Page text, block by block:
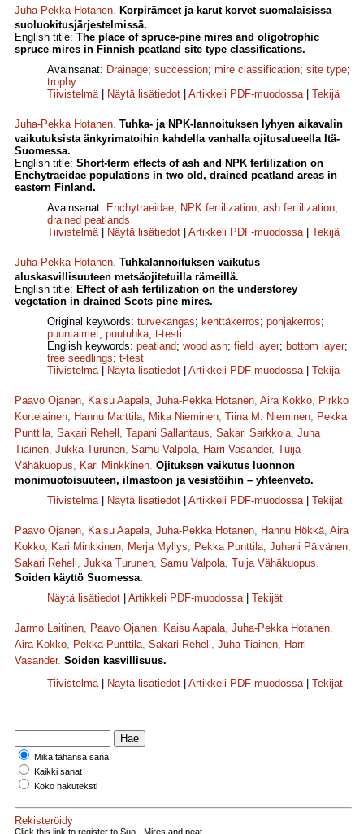
Juha-Pekka Hotanen. Korpirämeet ja karut korvet suomalaisissa
suoluokitusjärjestelmissä.
English title: The place of spruce-pine mires and oligotrophic
spruce mires in Finnish peatland site type classifications.
Avainsanat: Drainage; succession; mire classification; site type;
trophy
Tiivistelmä| Näytä lisätiedot Artikkeli PDF-muodossa| Tekijä
Juha-Pekka Hotanen. Tuhka- ja NPK-lannoituksen lyhyen aikavalin
vaikutuksista änkyrimatoihin kahdella vanhalla ojitusalueella Itä-
Suomessa.
English title: Short-term effects of ash and NPK fertilization on
Enchytraeidae populations in two old, drained peatland areas in
eastern Finland.
Avainsanat: Enchytraeidae; NPK fertilization; ash fertilization;
drained peatlands
Tiivistelmä| Näytä lisätiedot Artikkeli PDF-muodossa| Tekijä
Juha-Pekka Hotanen. Tuhkalannoituksen vaikutus
aluskasvillisuuteen metsäojitetuilla rämeillä.
English title: Effect of ash fertilization on the understorey
vegetation in drained Scots pine mires.
Original keywords: turvekangas; kenttäkerros; pohjakerros;
puuntaimet; puutuhka; t-testi
English keywords: peatland; wood ash; field layer; bottom layer;
tree seedlings; t-test
Tiivistelmä| Näytä lisätiedot Artikkeli PDF-muodossa| Tekijä
Paavo Ojanen, Kaisu Aapala, Juha-Pekka Hotanen, Aira Kokko, Pirkko
Kortelainen, Hannu Marttila, Mika Nieminen, Tiina M. Nieminen, Pekka
Punttila, Sakari Rehell , Tapani Sallantaus, Sakari Sarkkola, Juha
Tiainen, Jukka Turunen, Samu Valpola, Harri Vasander, Tuija
Vähäkuopus, Kari Minkkinen. Ojituksen vaikutus luonnon
monimuotoisuuteen, ilmastoon ja vesistöihin – yhteenveto.
Tiivistelmä| Näytä lisätiedot Artikkeli PDF-muodossa| Tekijät
Paavo Ojanen, Kaisu Aapala, Juha-Pekka Hotanen, Hannu Hökkä, Aira
Kokko, Kari Minkkinen, Merja Myllys, Pekka Punttila, Juhani Päivänen,
Sakari Rehell , Jukka Turunen, Samu Valpola, Tuija Vähäkuopus.
Soiden käyttö Suomessa.
Näytä lisätiedot
Artikkeli PDF-muodossa| Tekijät
Jarmo Laitinen, Paavo Ojanen, Kaisu Aapala, Juha-Pekka Hotanen,
Aira Kokko, Pekka Punttila, Sakari Rehell , Juha Tiainen, Harri
Vasander. Soiden kasvillisuus.
Tiivistelmä| Näytä lisätiedot Artikkeli PDF-muodossa| Tekijät
Mikä tahansa sana
Kaikki sanat
Koko hakuteksti
Rekisteröidy
Click this link to register to Suo - Mires and peat.